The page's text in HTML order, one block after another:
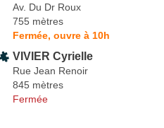
Av. Du Dr Roux
755 mètres
Fermée, ouvre à 10h
VIVIER Cyrielle
Rue Jean Renoir
845 mètres
Fermée